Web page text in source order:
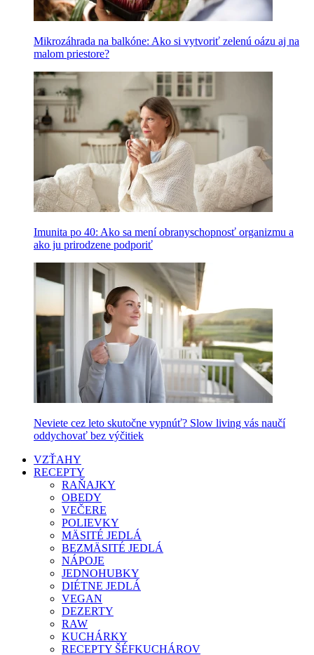
Mikrozáhrada na balkóne: Ako si vytvoriť zelenú oázu aj na
malom priestore?
Imunita po 40: Ako sa mení obranyschopnosť organizmu a
ako ju prirodzene podporiť
Neviete cez leto skutočne vypnúť? Slow living vás naučí
oddychovať bez výčitiek
VZŤAHY
RECEPTY
RAŇAJKY
OBEDY
VEČERE
POLIEVKY
MÄSITÉ JEDLÁ
BEZMÄSITÉ JEDLÁ
NÁPOJE
JEDNOHUBKY
DIÉTNE JEDLÁ
VEGAN
DEZERTY
RAW
KUCHÁRKY
RECEPTY ŠÉFKUCHÁROV